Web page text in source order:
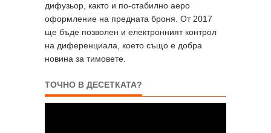
дифузьор, както и по-стабилно аеро
оформление на предната броня. От 2017
ще бъде позволен и електронният контрол
на диференциала, което също е добра
новина за тимовете.
ТОЧНО В ДЕСЕТКАТА?